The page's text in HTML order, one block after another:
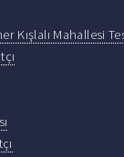
Kışlalı Mahallesi